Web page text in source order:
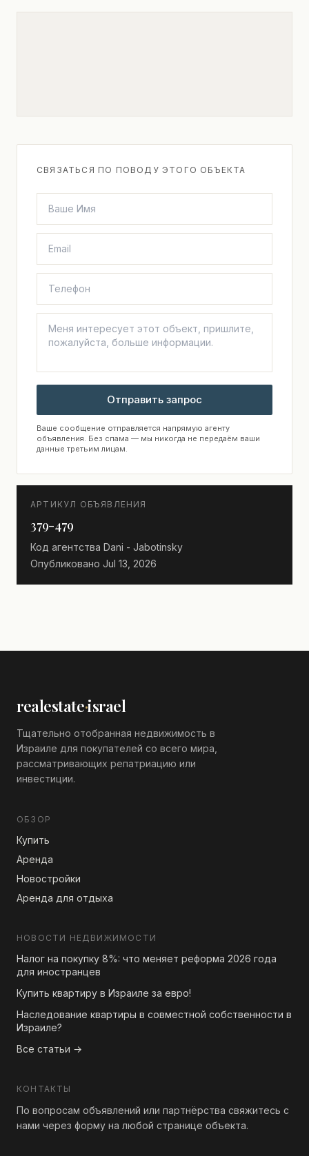
СВЯЗАТЬСЯ ПО ПОВОДУ ЭТОГО ОБЪЕКТА
Отправить запрос
Ваше сообщение отправляется напрямую агенту
объявления. Без спама — мы никогда не передаём ваши
данные третьим лицам.
АРТИКУЛ ОБЪЯВЛЕНИЯ
379-479
Код агентства Dani - Jabotinsky
Опубликовано Jul 13, 2026
realestate·israel
Тщательно отобранная недвижимость в
Израиле для покупателей со всего мира,
рассматривающих репатриацию или
инвестиции.
ОБЗОР
Купить
Аренда
Новостройки
Аренда для отдыха
НОВОСТИ НЕДВИЖИМОСТИ
Налог на покупку 8%: что меняет реформа 2026 года
для иностранцев
Купить квартиру в Израиле за евро!
Наследование квартиры в совместной собственности в
Израиле?
Все статьи →
КОНТАКТЫ
По вопросам объявлений или партнёрства свяжитесь с
нами через форму на любой странице объекта.